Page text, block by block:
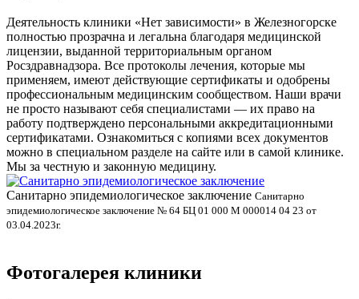
Деятельность клиники «Нет зависимости» в Железногорске
полностью прозрачна и легальна благодаря медицинской
лицензии, выданной территориальным органом
Росздравнадзора. Все протоколы лечения, которые мы
применяем, имеют действующие сертификаты и одобрены
профессиональным медицинским сообществом. Наши врачи
не просто называют себя специалистами — их право на
работу подтверждено персональными аккредитационными
сертификатами. Ознакомиться с копиями всех документов
можно в специальном разделе на сайте или в самой клинике.
Мы за честную и законную медицину.
Санитарно эпидемиологическое заключение Санитарно
эпидемиологическое заключение № 64 БЦ 01 000 М 000014 04 23 от
03.04.2023г.
Фотогалерея клиники